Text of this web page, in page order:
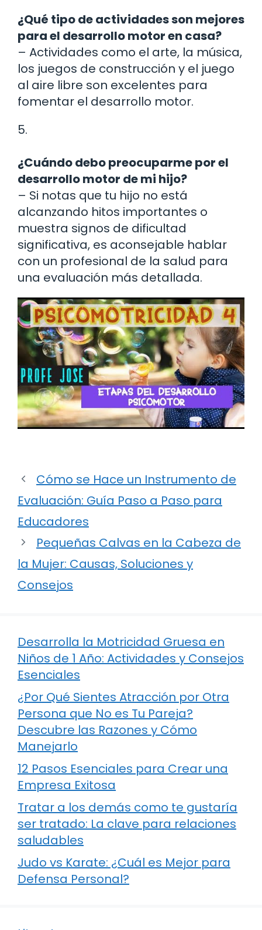
¿Qué tipo de actividades son mejores
para el desarrollo motor en casa?
– Actividades como el arte, la música,
los juegos de construcción y el juego
al aire libre son excelentes para
fomentar el desarrollo motor.
5.
¿Cuándo debo preocuparme por el
desarrollo motor de mi hijo?
– Si notas que tu hijo no está
alcanzando hitos importantes o
muestra signos de dificultad
significativa, es aconsejable hablar
con un profesional de la salud para
una evaluación más detallada.
Cómo se Hace un Instrumento de
Evaluación: Guía Paso a Paso para
Educadores
Pequeñas Calvas en la Cabeza de
la Mujer: Causas, Soluciones y
Consejos
Desarrolla la Motricidad Gruesa en
Niños de 1 Año: Actividades y Consejos
Esenciales
¿Por Qué Sientes Atracción por Otra
Persona que No es Tu Pareja?
Descubre las Razones y Cómo
Manejarlo
12 Pasos Esenciales para Crear una
Empresa Exitosa
Tratar a los demás como te gustaría
ser tratado: La clave para relaciones
saludables
Judo vs Karate: ¿Cuál es Mejor para
Defensa Personal?